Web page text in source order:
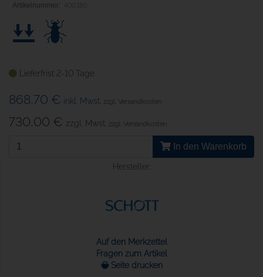
Lieferfrist 2-10 Tage
868,70 € inkl. Mwst. zzgl. Versandkosten
730,00 € zzgl. Mwst. zzgl. Versandkosten
In den Warenkorb
Hersteller:
Auf den Merkzettel
Fragen zum Artikel
🖶 Seite drucken